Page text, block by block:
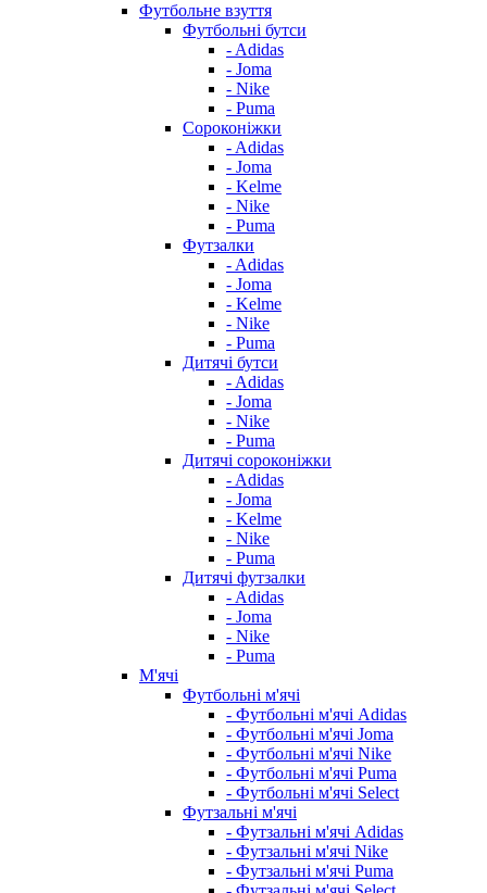
Футбольне взуття
Футбольні бутси
- Adidas
- Joma
- Nike
- Puma
Сороконіжки
- Adidas
- Joma
- Kelme
- Nike
- Puma
Футзалки
- Adidas
- Joma
- Kelme
- Nike
- Puma
Дитячі бутси
- Adidas
- Joma
- Nike
- Puma
Дитячі сороконіжки
- Adidas
- Joma
- Kelme
- Nike
- Puma
Дитячі футзалки
- Adidas
- Joma
- Nike
- Puma
М'ячі
Футбольні м'ячі
- Футбольні м'ячі Adidas
- Футбольні м'ячі Joma
- Футбольні м'ячі Nike
- Футбольні м'ячі Puma
- Футбольні м'ячі Select
Футзальні м'ячі
- Футзальні м'ячі Adidas
- Футзальні м'ячі Nike
- Футзальні м'ячі Puma